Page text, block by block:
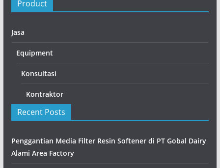
Product
Jasa
Equipment
Konsultasi
Kontraktor
Recent Posts
Penggantian Media Filter Resin Softener di PT Gobal Dairy
Alami Area Factory